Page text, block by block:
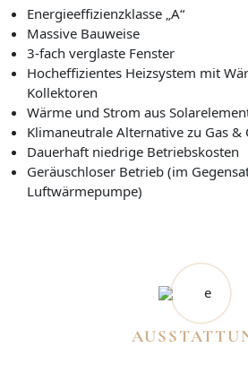
Energieeffizienzklasse „A“
Massive Bauweise
3-fach verglaste Fenster
Hocheﬃzientes Heizsystem mit
Kollektoren
Wärme und Strom aus
Klimaneutrale Alternative zu Gas &
Dauerhaft niedrige Betriebskosten
Geräuschloser Betrieb (im
Luftwärmepumpe)